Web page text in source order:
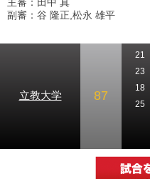
主審：田中 真
副審：谷 隆正,松永 雄平
立教大学 87
21
23
18
25